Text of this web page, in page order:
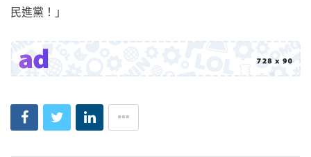
民進黨！」